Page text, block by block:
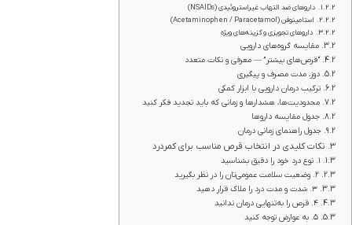
داروهای ضد التهاب غیراستروئیدی (NSAIDs)
استامینوفن (Acetaminophen / Paracetamol)
داروهای تجویزی و گزینه‌های ویژه
مقایسه گروه‌های دارویی
“قرص‌های بیشتر” — معرفی و نکات متعدد
دوز، مدت مصرف و پیگیری
ترکیب درمان دارویی با ابزار کمکی
محدودیت‌ها، هشدارها و زمانی که باید تجدید فکر کنید
جدول مقایسه داروها
جدول راهنمای زمانی درمان
نکات کلیدی در انتخاب قرص مناسب برای کمردرد
۱. نوع درد خود را دقیق بشناسید
۲. وضعیت سلامت عمومی‌تان را در نظر بگیرید
۳. شدت و مدت درد را ملاک قرار دهید
۴. قرص را به‌تنهایی درمان ندانید
۵. به عوارض توجه کنید